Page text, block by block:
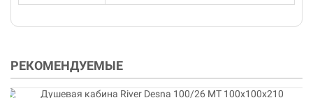
РЕКОМЕНДУЕМЫЕ